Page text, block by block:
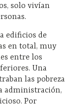
solo vivían
edificios de
en total, muy
entre los
Una
las pobreza
administración,
Por